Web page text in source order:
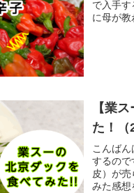
で入手
に母が
【業
た！（
こんば
するので
皮）が
みた感想